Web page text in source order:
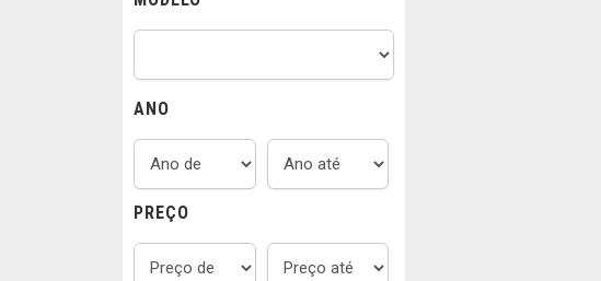
ANO
PREÇO